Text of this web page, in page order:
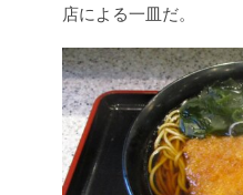
店による一皿だ。